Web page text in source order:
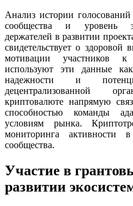
Анализ истории голосований
сообщества и уровень
держателей в развитии
свидетельствует о здоровой
мотивации участников к
используют эти данные
надежности и
децентрализованной
криптовалюте напрямую
способностью команды
условиям рынка.
мониторинга активности
сообщества.
Участие в
развитии